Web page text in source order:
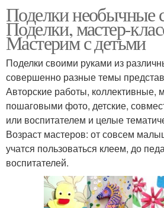
Поделки необычные
Поделки, мастер-
Мастерим с детьми
Поделки своими руками из
совершенно разные темы
Авторские работы, коллективные,
пошаговыми фото, детские,
или воспитателем и целые
Возраст мастеров: от совсем
учатся пользоваться клеем, до
воспитателей.